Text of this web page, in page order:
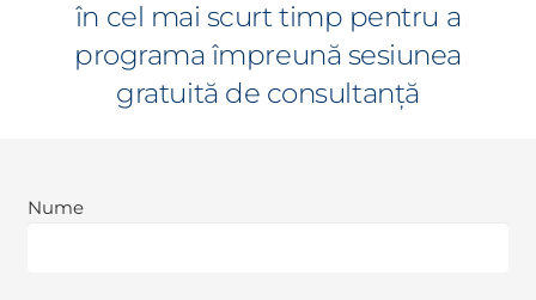
în cel mai scurt timp pentru a
programa împreună sesiunea
gratuită de consultanță
Nume
Nume